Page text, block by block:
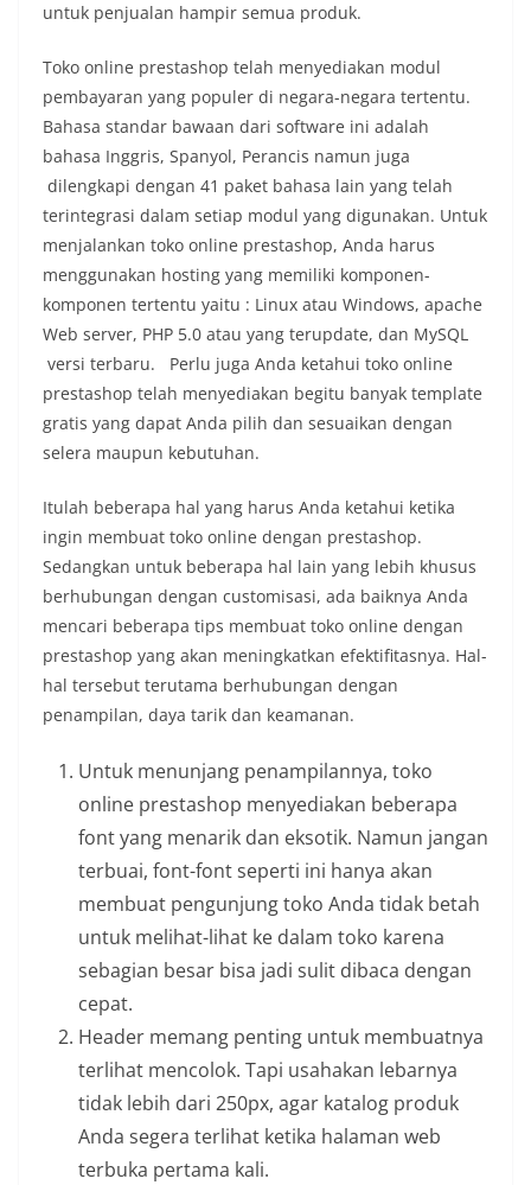
untuk penjualan hampir semua produk.
Toko online prestashop telah menyediakan modul
pembayaran yang populer di negara-negara tertentu.
Bahasa standar bawaan dari software ini adalah
bahasa Inggris, Spanyol, Perancis namun juga
dilengkapi dengan 41 paket bahasa lain yang telah
terintegrasi dalam setiap modul yang digunakan. Untuk
menjalankan toko online prestashop, Anda harus
menggunakan hosting yang memiliki komponen-
komponen tertentu yaitu : Linux atau Windows, apache
Web server, PHP 5.0 atau yang terupdate, dan MySQL
versi terbaru. Perlu juga Anda ketahui toko online
prestashop telah menyediakan begitu banyak template
gratis yang dapat Anda pilih dan sesuaikan dengan
selera maupun kebutuhan.
Itulah beberapa hal yang harus Anda ketahui ketika
ingin membuat toko online dengan prestashop.
Sedangkan untuk beberapa hal lain yang lebih khusus
berhubungan dengan customisasi, ada baiknya Anda
mencari beberapa tips membuat toko online dengan
prestashop yang akan meningkatkan efektifitasnya. Hal-
hal tersebut terutama berhubungan dengan
penampilan, daya tarik dan keamanan.
Untuk menunjang penampilannya, toko
online prestashop menyediakan beberapa
font yang menarik dan eksotik. Namun jangan
terbuai, font-font seperti ini hanya akan
membuat pengunjung toko Anda tidak betah
untuk melihat-lihat ke dalam toko karena
sebagian besar bisa jadi sulit dibaca dengan
cepat.
Header memang penting untuk membuatnya
terlihat mencolok. Tapi usahakan lebarnya
tidak lebih dari 250px, agar katalog produk
Anda segera terlihat ketika halaman web
terbuka pertama kali.